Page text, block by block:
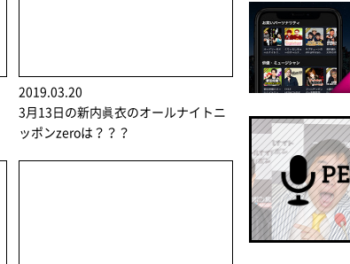
2019.03.20
3月13日の新内眞衣のオールナイトニ
ッポンzeroは？？？